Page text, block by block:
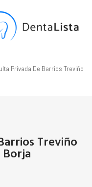
Privada De Barrios Treviño
Treviño
Borja